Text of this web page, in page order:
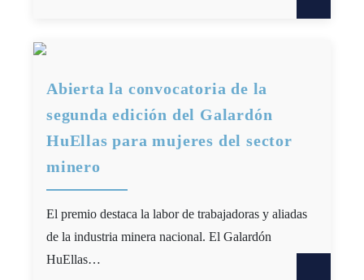
Abierta la convocatoria de la
segunda edición del Galardón
HuEllas para mujeres del sector
minero
El premio destaca la labor de trabajadoras y aliadas
de la industria minera nacional. El Galardón
HuEllas…